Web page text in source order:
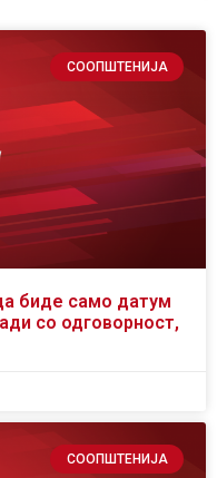
СООПШТЕНИЈА
биде само датум
со одговорност,
СООПШТЕНИЈА